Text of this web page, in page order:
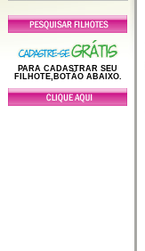
PARA CADASTRAR SEU
FILHOTE,BOTÃO ABAIXO.